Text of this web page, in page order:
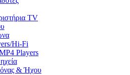
TV
Hi-Fi
Players
& Ήχου